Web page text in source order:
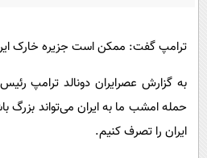
ترامپ گفت: ممکن است جزیره خارک
به گزارش عصرایران دونالد ترامپ
حمله امشب ما به ایران می‌تواند
ایران را تصرف کنیم.